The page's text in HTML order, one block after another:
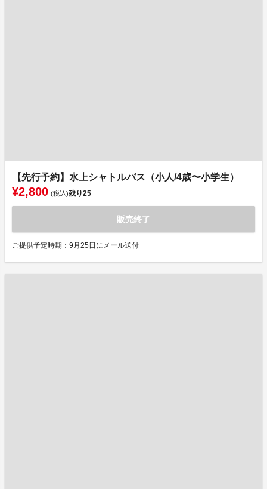
【先行予約】水上シャトルバス（小人/4歳〜小学生）
¥2,800 (税込)残り25
販売終了
ご提供予定時期：9月25日にメール送付